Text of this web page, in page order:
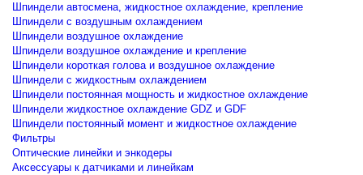
Шпиндели автосмена, жидкостное охлаждение, крепление
Шпиндели с воздушным охлаждением
Шпиндели воздушное охлаждение
Шпиндели воздушное охлаждение и крепление
Шпиндели короткая голова и воздушное охлаждение
Шпиндели с жидкостным охлаждением
Шпиндели постоянная мощность и жидкостное охлаждение
Шпиндели жидкостное охлаждение GDZ и GDF
Шпиндели постоянный момент и жидкостное охлаждение
Фильтры
Оптические линейки и энкодеры
Аксессуары к датчиками и линейкам